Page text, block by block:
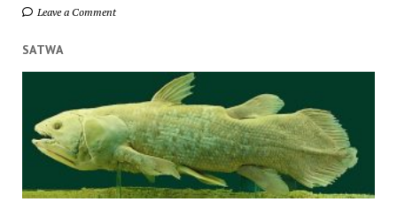
Leave a Comment
SATWA